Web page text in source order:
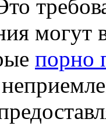
могут
порно